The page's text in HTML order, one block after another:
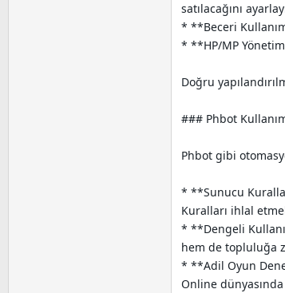
satılacağını
* **Beceri
* **HP/MP
Doğru
### Phbot
Phbot gibi
* **Sunucu
Kuralları ihlal
* **Dengeli
hem de topluluğa
* **Adil Oyun
Online